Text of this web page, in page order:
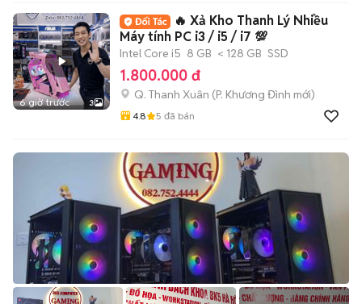
6 giờ trước 3
🔥 Xả Kho Thanh Lý Nhiều
Máy tính PC i3 / i5 / i7 💯
Intel Core i5 8 GB < 128 GB SSD
1.800.000 đ
Q. Thanh Xuân (P. Khương Đình mới)
4.8 5 đã bán